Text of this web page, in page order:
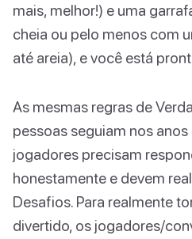
mais, melhor!) e uma
cheia ou pelo menos com
até areia), e você está
As mesmas regras de
pessoas seguiam nos
jogadores precisam
honestamente e devem
Desafios. Para realmente
divertido, os jogadores/